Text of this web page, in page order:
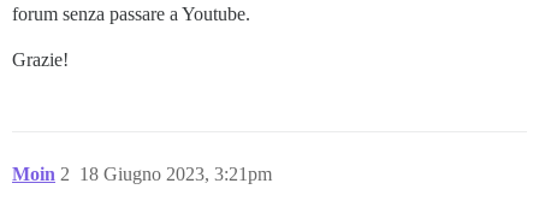
forum senza passare a Youtube.
Grazie!
Moin 18 Giugno 2023, 3:21pm
2